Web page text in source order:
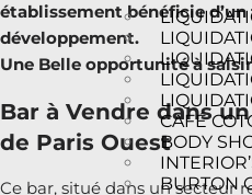
CAFÉ
BODY
BURTON
établissement bénéficie
développement.
Une Belle opportunité à
Bar à Vendre dans
de Paris Ouest
Ce bar, situé dans un secteur